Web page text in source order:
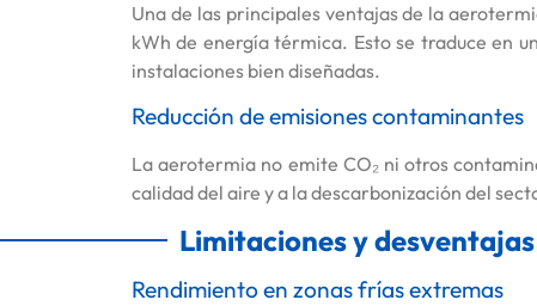
Una de las principales ventajas de la
kWh de energía térmica. Esto se traduce en
instalaciones bien diseñadas.
Reducción de emisiones contaminantes
La aerotermia no emite CO₂ ni otros
calidad del aire y a la descarbonización del
Limitaciones y
Rendimiento en zonas frías extremas